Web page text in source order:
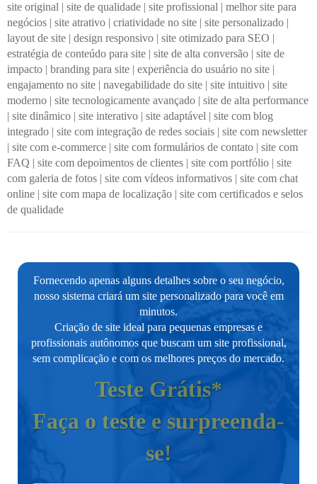
site original | site de qualidade | site profissional | melhor site para
negócios | site atrativo | criatividade no site | site personalizado |
layout de site | design responsivo | site otimizado para SEO |
estratégia de conteúdo para site | site de alta conversão | site de
impacto | branding para site | experiência do usuário no site |
engajamento no site | navegabilidade do site | site intuitivo | site
moderno | site tecnologicamente avançado | site de alta performance
| site dinâmico | site interativo | site adaptável | site com blog
integrado | site com integração de redes sociais | site com newsletter
| site com e-commerce | site com formulários de contato | site com
FAQ | site com depoimentos de clientes | site com portfólio | site
com galeria de fotos | site com vídeos informativos | site com chat
online | site com mapa de localização | site com certificados e selos
de qualidade
Fornecendo apenas alguns detalhes sobre o seu negócio,
nosso sistema criará um site personalizado para você em
minutos.
Criação de site ideal para pequenas empresas e
profissionais autônomos que buscam um site profissional,
sem complicação e com os melhores preços do mercado.
Teste Grátis*
Faça o teste e surpreenda-
se!